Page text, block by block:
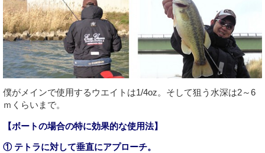
僕がメインで使用するウエイトは1/4oz。そして狙う水深は2～6
ｍくらいまで。
【ボートの場合の特に効果的な使用法】
① テトラに対して垂直にアプローチ。